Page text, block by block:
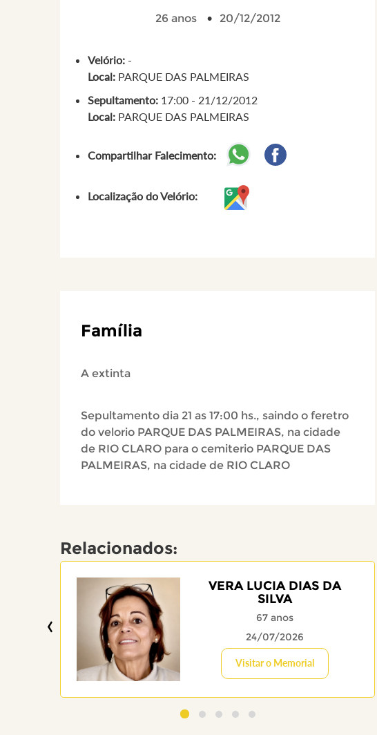
26 anos 20/12/2012
Velório: -
Local: PARQUE DAS PALMEIRAS
Sepultamento: 17:00 - 21/12/2012
Local: PARQUE DAS PALMEIRAS
Compartilhar Falecimento:
Localização do Velório:
Família
A extinta
Sepultamento dia 21 as 17:00 hs., saindo o feretro
do velorio PARQUE DAS PALMEIRAS, na cidade
de RIO CLARO para o cemiterio PARQUE DAS
PALMEIRAS, na cidade de RIO CLARO
Relacionados:
VERA LUCIA DIAS DA
SILVA
67 anos
24/07/2026
Visitar o Memorial
‹